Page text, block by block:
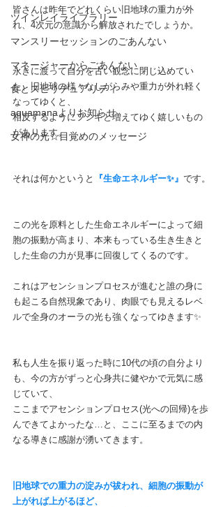
ツインレイライブラリー
マンスリーセッションのごあんない
マネージャーからごあんない
食とスピリチュアリティ
aquamanaよりお知らせ
女神の光☆目覚めのメッセージ
皆さんは昨年でどれくらい旧地球の重力が外
れ、4次元の意識から解放されたでしょうか。
永きに渡って自分を古い観念に閉じ込めてい
た、旧地球の様々なしがらみや重力が外れ軽く
なってゆくと、
相反するようにフシギと増えてゆく嬉しいもの
があります。
それは何かというと 『生命エネルギー✨』 です。
この光を原料とした生命エネルギーによって細
胞の振動が高まり、本来もっている生き生きと
した生命の力が見事に回復してくるのです。
これはアセンションプロセスが進むと誰の身に
も起こる自然現象であり、肉眼でも見えるレベ
ルで全身のオーラの光も強くなってゆきます✨
私も人生を振り返った時に10代の頃の自分より
も、今の方がずっと心身共に健やかで元気に感
じていて、
ここまでアセンションプロセス(光への回帰)を歩
んできてよかったな…と、ここに至るまでの内
なる導きに感謝が湧いてきます。
旧地球での重力の淀みが祓われ、細胞の振動が
上がれば上がるほど、